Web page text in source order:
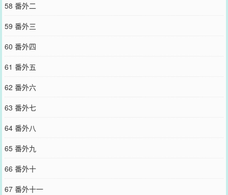
58 番外二
59 番外三
60 番外四
61 番外五
62 番外六
63 番外七
64 番外八
65 番外九
66 番外十
67 番外十一